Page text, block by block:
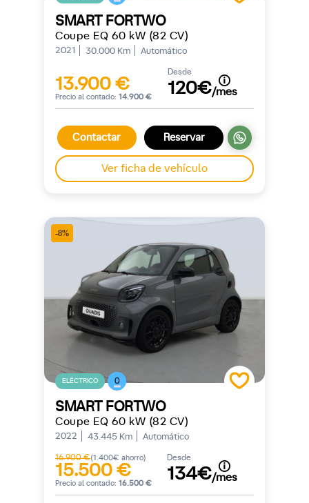
SMART FORTWO
Coupe EQ 60 kW (82 CV)
2021 30.000 Km Automático
13.900 €
Precio al contado: 14.900 €
Desde
120€/mes
Contactar Reservar
Ver ficha de vehículo
-8%
ELÉCTRICO 0
SMART FORTWO
Coupe EQ 60 kW (82 CV)
2022 43.445 Km Automático
16.900 €(1.400€ ahorro)
15.500 €
Precio al contado: 16.500 €
Desde
134€/mes